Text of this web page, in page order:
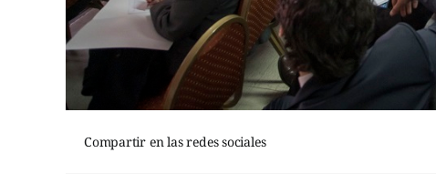
Compartir en las redes sociales